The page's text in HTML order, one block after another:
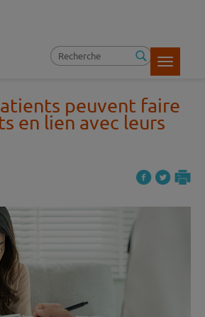
Toggle
peuvent faire
en lien avec leurs